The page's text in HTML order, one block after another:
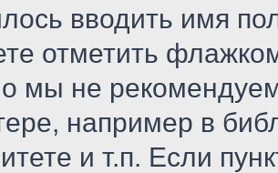
вводить имя
отметить
мы не
например в
и т.п. Если